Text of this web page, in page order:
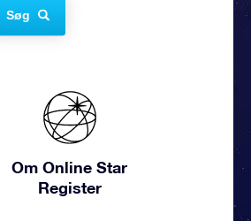
Søg
Om Online Star
Register